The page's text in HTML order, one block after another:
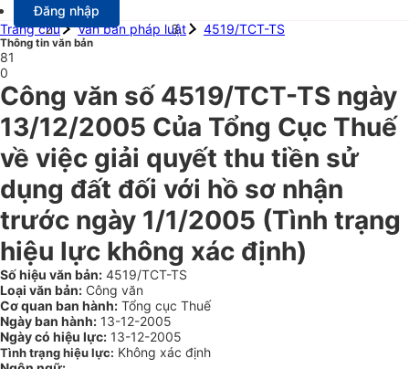
Đăng nhập
Trang chủ
Văn bản pháp luật 4519/TCT-TS
Thông tin văn bản
81
0
Công văn số 4519/TCT-TS ngày
13/12/2005 Của Tổng Cục Thuế
về việc giải quyết thu tiền sử
dụng đất đối với hồ sơ nhận
trước ngày 1/1/2005 (Tình trạng
hiệu lực không xác định)
Số hiệu văn bản: 4519/TCT-TS
Loại văn bản: Công văn
Cơ quan ban hành: Tổng cục Thuế
Ngày ban hành: 13-12-2005
Ngày có hiệu lực: 13-12-2005
Tình trạng hiệu lực: Không xác định